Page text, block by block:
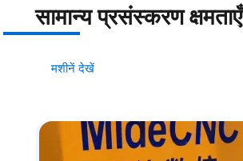
सामान्य प्रसंस्करण क्षमताएँ
मशीनें देखें